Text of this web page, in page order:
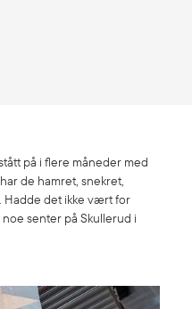
på i flere måneder med
de hamret, snekret,
Hadde det ikke vært for
senter på Skullerud i